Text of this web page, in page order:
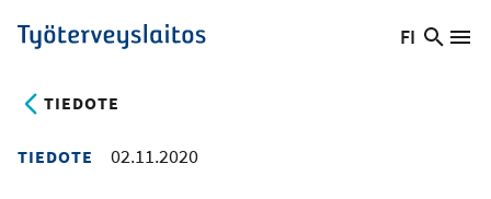
Hyppää
pääsisältöön
Työterveyslaitos
Vaihda
FI
Hae
TIEDOTE
TIEDOTE 02.11.2020